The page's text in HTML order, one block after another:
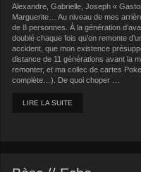
Alexandre, Gabrielle, Joseph «
Marguerite… Au niveau de mes
de 8 personnes. À la génération
doublé chaque fois qu’on remonte
accident, que mon existence
distance de 11 générations avant la
remonter, et ma collec de cartes
complète…). De quoi choper …
LIRE LA SUITE